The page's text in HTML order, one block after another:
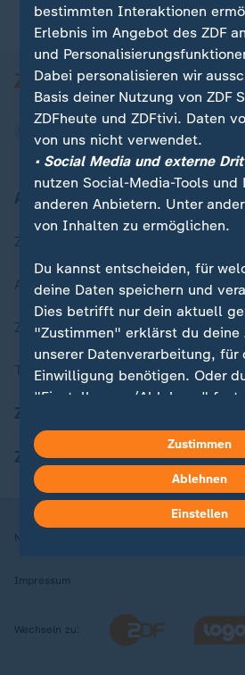
Aktuell bei ZDFheute
Aktuelle Sendungs-Videos
ZDFheute Stories
Themen im Überblick
ZDFheute Apps
Nutzungsbedingungen
Impressum
Wechseln zu:
bestimmten Interaktionen
Erlebnis im Angebot des ZDF
und
Dabei personalisieren wir
Basis deiner Nutzung von ZDF
ZDFheute und ZDFtivi. Daten
von uns nicht verwendet.
• Social Media und externe
nutzen Social-Media-Tools und
anderen Anbietern. Unter
von Inhalten zu ermöglichen.
Du kannst entscheiden, für
deine Daten speichern und
Dies betrifft nur dein aktuell
"Zustimmen" erklärst du deine
unserer Datenverarbeitung, für
Einwilligung benötigen. Oder
"Einstellungen/Ablehnen" fest,
welchen nicht. Deine
kannst du jederzeit mit
in deinen Einstellungen
Hier findest du das
Zustimmen
Ablehnen
Einstellen